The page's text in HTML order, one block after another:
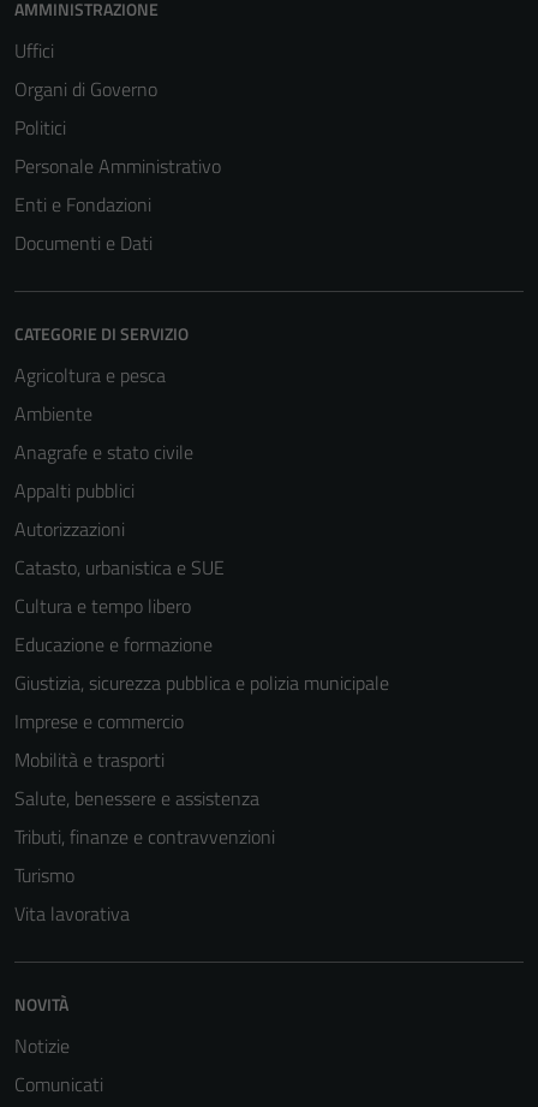
AMMINISTRAZIONE
Uffici
Organi di Governo
Politici
Personale Amministrativo
Enti e Fondazioni
Documenti e Dati
CATEGORIE DI SERVIZIO
Agricoltura e pesca
Ambiente
Anagrafe e stato civile
Appalti pubblici
Autorizzazioni
Catasto, urbanistica e SUE
Cultura e tempo libero
Educazione e formazione
Giustizia, sicurezza pubblica e polizia municipale
Imprese e commercio
Mobilità e trasporti
Salute, benessere e assistenza
Tributi, finanze e contravvenzioni
Turismo
Vita lavorativa
NOVITÀ
Notizie
Comunicati